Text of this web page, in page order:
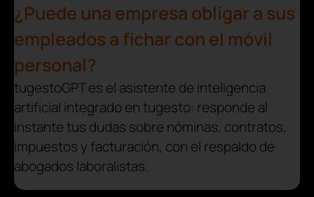
¿Puede una empresa obligar a sus
empleados a fichar con el móvil
personal?
tugestoGPT es el asistente de inteligencia
artificial integrado en tugesto: responde al
instante tus dudas sobre nóminas, contratos,
impuestos y facturación, con el respaldo de
abogados laboralistas.